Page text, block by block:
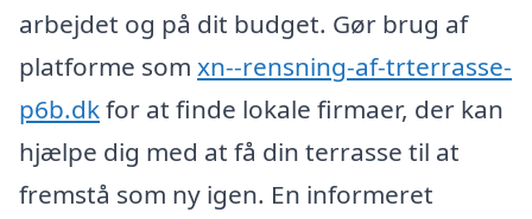
arbejdet og på dit budget. Gør brug af
platforme som xn--rensning-af-trterrasse-
p6b.dkfor at finde lokale firmaer, der kan
hjælpe dig med at få din terrasse til at
fremstå som ny igen. En informeret